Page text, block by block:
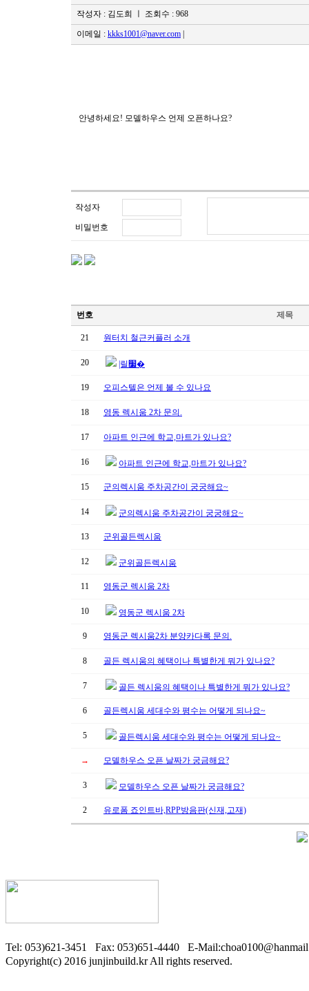
작성자 : 김도희 ㅣ 조회수 : 968
이메일 : kkks1001@naver.com
안녕하세요! 모델하우스 언제 오픈하나요?
작성자
비밀번호
번호 제목
21 원터치 철근커플러 소개
20 |릴׷�
19 오피스텔은 언제 볼 수 있나요
18 영동 렉시움 2차 문의.
17 아파트 인근에 학교,마트가 있나요?
16 아파트 인근에 학교,마트가 있나요?
15 군의렉시움 주차공간이 궁궁해요~
14 군의렉시움 주차공간이 궁궁해요~
13 군위골든렉시움
12 군위골든렉시움
11 영동군 렉시움 2차
10 영동군 렉시움 2차
9 영동군 렉시움2차 분양카다록 문의.
8 골든 렉시움의 혜택이나 특별한게 뭐가 있나요?
7 골든 렉시움의 혜택이나 특별한게 뭐가 있나요?
6 골든렉시움 세대수와 평수는 어떻게 되나요~
5 골든렉시움 세대수와 평수는 어떻게 되나요~
→ 모델하우스 오픈 날짜가 궁금해요?
3 모델하우스 오픈 날짜가 궁금해요?
2 유로폼 죠인트바,RPP방음판(신재,고재)
Tel: 053)621-3451 Fax: 053)651-4440 E-
Copyright(c) 2016 junjinbuild.kr All rights reserved.